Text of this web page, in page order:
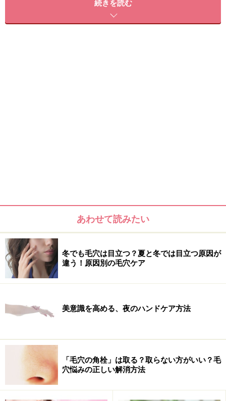
ここでは一年中乾燥する飛行機内で過ごし、さらに水仕
事など手先を使う作業も多いCA（客室乗務員）も実践す
手の乾燥を感じたら手袋で防御！
水仕事のときは、手を守ってあげて！
続きを読む
あわせて読みたい
冬でも毛穴は目立つ？夏と冬では目立つ原因が
違う！原因別の毛穴ケア
美意識を高める、夜のハンドケア方法
「毛穴の角栓」は取る？取らない方がいい？毛
穴悩みの正しい解消方法